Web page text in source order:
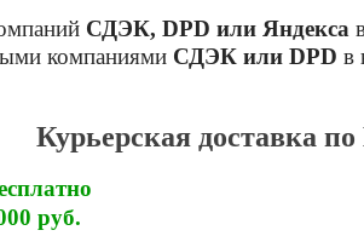
СДЭК, DPD или Яндекса
компаниями СДЭК или DPD в
Курьерская доставка
руб.